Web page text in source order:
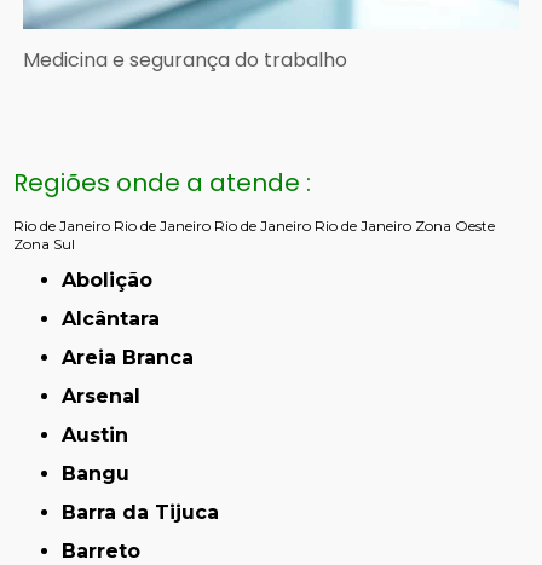
Medicina e segurança do trabalho
Regiões onde a atende :
Rio de Janeiro Rio de Janeiro Rio de Janeiro Rio de Janeiro Zona Oeste
Zona Sul
Abolição
Alcântara
Areia Branca
Arsenal
Austin
Bangu
Barra da Tijuca
Barreto